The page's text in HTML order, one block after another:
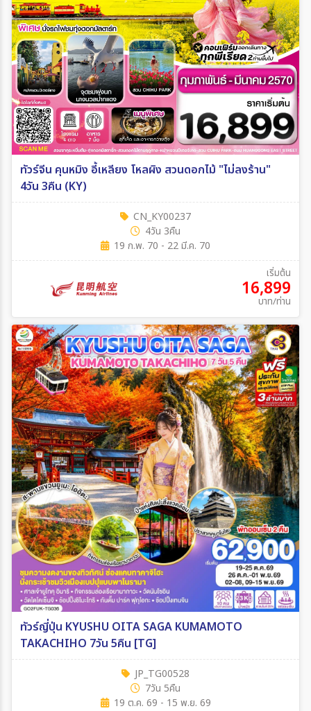
ทัวร์จีน คุนหมิง อี้เหลียง โหลผิง สวนดอกไม้ "ไม่ลงร้าน"
4วัน 3คืน (KY)
CN_KY00237
4วัน 3คืน
19 ก.พ. 70 - 22 มี.ค. 70
เริ่มต้น
16,899
บาท/ท่าน
ทัวร์ญี่ปุ่น KYUSHU OITA SAGA KUMAMOTO
TAKACHIHO 7วัน 5คืน [TG]
JP_TG00528
7วัน 5คืน
19 ต.ค. 69 - 15 พ.ย. 69